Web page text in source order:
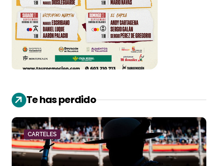
Te has perdido
CARTELES